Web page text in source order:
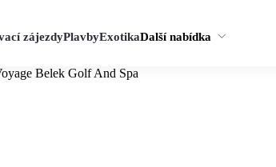
zájezdyPlavbyExotikaDalší nabídka
Belek Golf And Spa